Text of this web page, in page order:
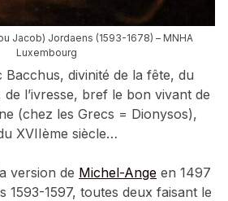
Jacob) Jordaens (1593-1678) – MNHA
Luxembourg
divinité de la fête, du
l’ivresse, bref le bon vivant de
(chez les Grecs = Dionysos),
XVIIème siècle…
version de Michel-Ange en 1497
1593-1597, toutes deux faisant le